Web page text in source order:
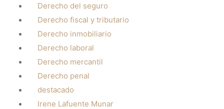
Derecho del seguro
Derecho fiscal y tributario
Derecho inmobiliario
Derecho laboral
Derecho mercantil
Derecho penal
destacado
Irene Lafuente Munar